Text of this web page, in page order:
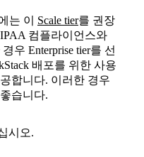
는 이 Scale tier를 권장
컴플라이언스와
우 Enterprise tier를 선
배포를 위한 사용
합니다. 이러한 경우
습니다.
시오.